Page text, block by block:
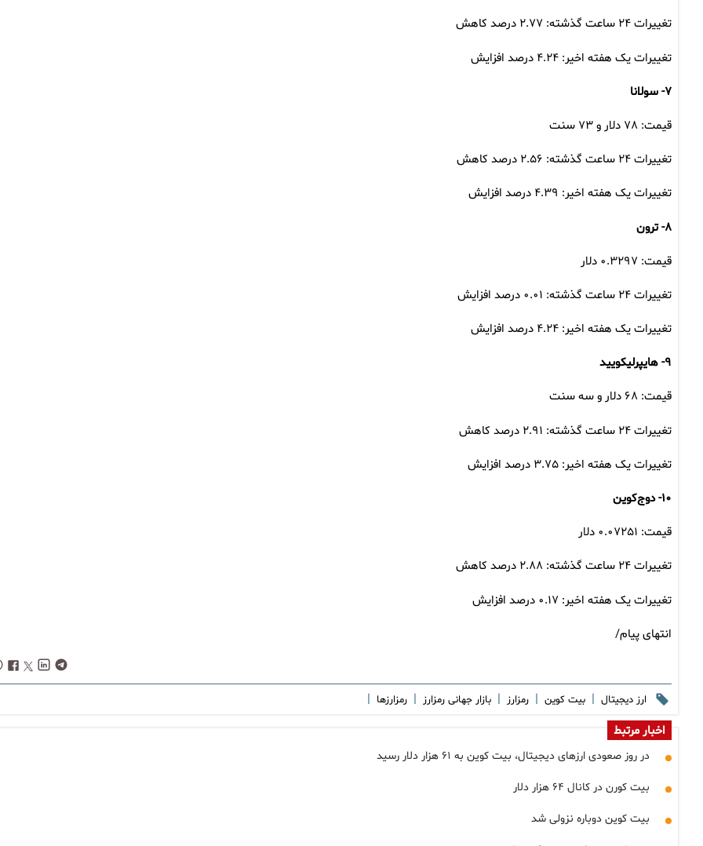
تغییرات ۲۴ ساعت گذشته: ۲.۷۷ درصد کاهش
تغییرات یک هفته اخیر: ۴.۲۴ درصد افزایش
۷- سولانا
قیمت: ۷۸ دلار و ۷۳ سنت
تغییرات ۲۴ ساعت گذشته: ۲.۵۶ درصد کاهش
تغییرات یک هفته اخیر: ۴.۳۹ درصد افزایش
۸- ترون
قیمت: ۰.۳۲۹۷ دلار
تغییرات ۲۴ ساعت گذشته: ۰.۰۱ درصد افزایش
تغییرات یک هفته اخیر: ۴.۲۴ درصد افزایش
۹- هایپرلیکویید
قیمت: ۶۸ دلار و سه سنت
تغییرات ۲۴ ساعت گذشته: ۲.۹۱ درصد کاهش
تغییرات یک هفته اخیر: ۳.۷۵ درصد افزایش
۱۰- دوج‌کوین
قیمت: ۰.۰۷۲۵۱ دلار
تغییرات ۲۴ ساعت گذشته: ۲.۸۸ درصد کاهش
تغییرات یک هفته اخیر: ۰.۱۷ درصد افزایش
انتهای پیام/
ارز دیجیتال | بیت کوین | رمزارز | بازار جهانی رمزارز | رمزارزها |
اخبار مرتبط
در روز صعودی ارزهای دیجیتال، بیت کوین به ۶۱ هزار دلار رسید
بیت کورن در کانال ۶۴ هزار دلار
بیت کوین دوباره نزولی شد